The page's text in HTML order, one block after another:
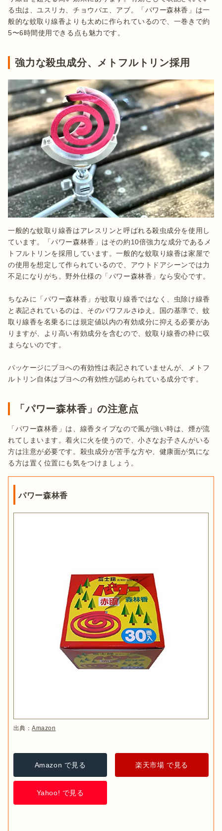
る虫は、ユスリカ、チョウバエ、アブ。「パワー森林香」は一
般的な蚊取り線香よりも太めに作られているので、一巻きで約
5〜6時間使用できる点も魅力です。
強力な殺虫成分、メトフルトリン採用
一般的な蚊取り線香はアレスリンと呼ばれる殺虫成分を使用し
ています。「パワー森林香」はその約10倍強力な成分であるメ
トフルトリンを採用しています。一般的な蚊取り線香は家屋で
の使用を想定して作られているので、アウトドアシーンでは力
不足になりがち。野外仕様の「パワー森林香」なら安心です。
ちなみに「パワー森林香」が蚊取り線香ではなく、虫除け線香
と表記されているのは、そのパワフルさゆえ。国の基準で、蚊
取り線香を名乗るには規定値以内の有効成分に抑える必要があ
りますが、より高い有効成分を含むので、蚊取り線香の枠に収
まらないのです。
パッケージにブヨへの有効性は表記されていませんが、メトフ
ルトリン自体はブヨへの有効性が認められている成分です。
「パワー森林香」の注意点
「パワー森林香」は、線香タイプなので風が強い時は、煙が流
れてしまいます。着火に火を使うので、小さなお子さんがいる
方は注意が必要です。殺虫成分が苦手な方や、健康面が気にな
る方は置く位置にも気をつけましょう。
パワー森林香
出典：Amazon
Amazon で見る 楽天市場 で見る
Yahoo! で見る